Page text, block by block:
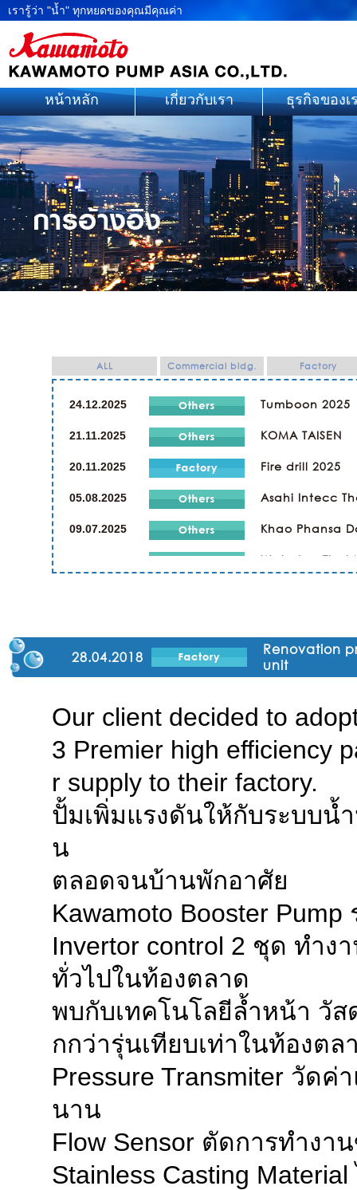
เรารู้ว่า "น้ำ" ทุกหยดของคุณมีคุณค่า
หน้าหลัก เกี่ยวกับเรา ธุรกิจของเ
ALL Commercial bldg. Factory
24.12.2025 Tumboon 2025
21.11.2025 KOMA TAISEN
20.11.2025 Fire drill 2025
05.08.2025 Asahi Intecc
09.07.2025 Khao Phansa
Wat phra That
23.12.2023 Religious
27.11.2019 METALEX 2019
22.11.2019 One Year
20.11.2019 KAWAMOTO
01.11.2019
Packaged
y operation )
24.09.2019 NEW
23.09.2019 NEW PRODUCT
21.09.2019 Food factory
18.09.2019
11.09.2019 FACTORY
01.08.2019 MRT GREEN
21.07.2019 THAI SHIBAURA
20.07.2019
19.07.2019 Central World
17.06.2019 FACTORY TOUR
28.04.2018
Renovation
unit
Our client decided to
3 Premier high efficiency
r supply to their factory.
ปั้มเพิ่มแรงดันให้กับระบบน้
น
ตลอดจนบ้านพักอาศัย
Kawamoto Booster Pump
Invertor control 2 ชุด ทำง
ทั่วไปในท้องตลาด
พบกับเทคโนโลยีล้ำหน้า วั
กกว่ารุ่นเทียบเท่าในท้องตล
Pressure Transmiter วัด
นาน
Flow Sensor ตัดการทำง
Stainless Casting